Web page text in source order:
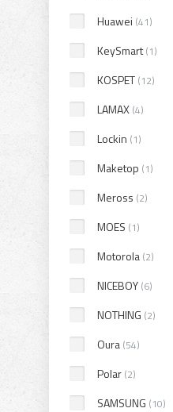
Huawei (41)
KeySmart(1)
KOSPET (12)
LAMAX (4)
Lockin (1)
Maketop (1)
Meross (2)
MOES (1)
Motorola (2)
NICEBOY (6)
NOTHING (2)
Oura (54)
Polar (2)
SAMSUNG (10)